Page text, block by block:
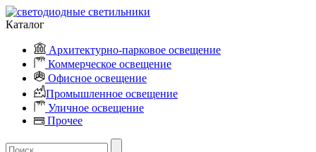
Каталог
Архитектурно-парковое освещение
Коммерческое освещение
Офисное освещение
Промышленное освещение
Уличное освещение
Прочее